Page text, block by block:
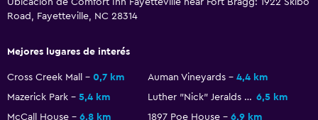
Despertador
Zona de trabajo
Road, Fayetteville, NC 28314
Mejores lugares de interés
Cross Creek Mall 0,7 km Auman Vineyards
4,4 km
Mazerick Park
5,4 km Luther "Nick" Jeralds Stadium 6,5 km
McCall House
6,8 km 1897 Poe House
6,9 km